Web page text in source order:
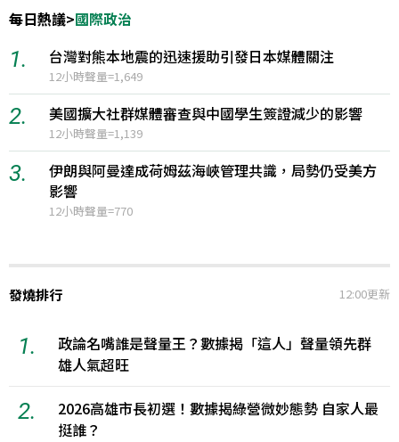
每日熱議>國際政治
1. 台灣對熊本地震的迅速援助引發日本媒體關注
12小時聲量=1,649
2. 美國擴大社群媒體審查與中國學生簽證減少的影響
12小時聲量=1,139
3.
伊朗與阿曼達成荷姆茲海峽管理共識，局勢仍受美方
影響
12小時聲量=770
發燒排行 12:00更新
1.
政論名嘴誰是聲量王？數據揭「這人」聲量領先群
雄人氣超旺
2.
2026高雄市長初選！數據揭綠營微妙態勢 自家人最
挺誰？